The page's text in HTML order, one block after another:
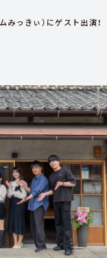
みっきぃ）にゲスト出演！